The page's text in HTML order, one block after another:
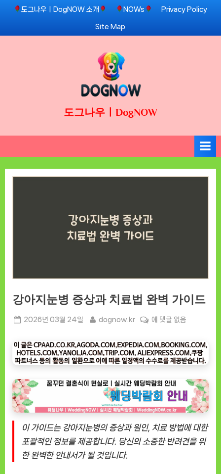
Skip
content
도그나우ㅣDogNOW 소개 NOWs Privacy Policy
Site Map
도그나우ㅣDogNOW
강아지눈병 증상과 치료법 완벽 가이드
Posted
2026년 03월 24일 By
dognow.kr
강
지
눈
병
상
과
치
료
법
에 댓글 없음
이 가이드는 강아지눈병의 증상과 원인, 치료 방법에 대한
포괄적인 정보를 제공합니다. 당신의 소중한 반려견을 위
한 완벽한 안내서가 될 것입니다.